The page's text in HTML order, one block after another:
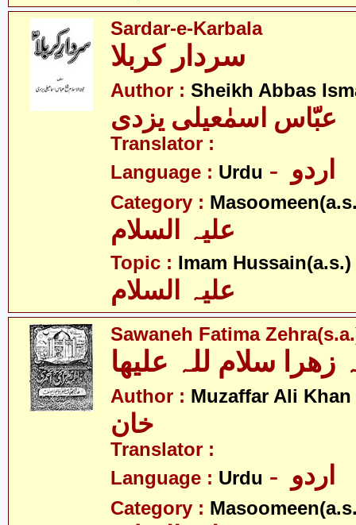
Sardar-e-Karbala
سردار کربلا
Author : Sheikh Abbas
عبّاس اسمٰعیلی یزدی
Translator :
Language : Urdu
Category :
Topic : Imam Hussain(a.s.)
علیہ السلام
Sawaneh Fatima
Author : Muzaffar Ali Khan
خان
Translator :
Language : Urdu
Category :